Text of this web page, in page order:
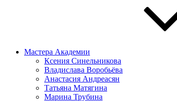
Мастера Академии
Ксения Синельникова
Владислава Воробьёва
Анастасия Андреасян
Татьяна Матягина
Марина Трубина